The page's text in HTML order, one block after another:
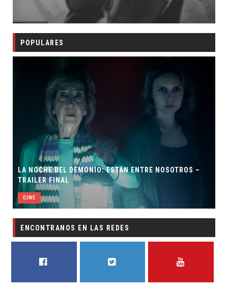
POPULARES
LA NOCHE DEL DEMONIO: ESTÁN ENTRE NOSOTROS –
TRAILER FINAL
CINE
ENCONTRANOS EN LAS REDES